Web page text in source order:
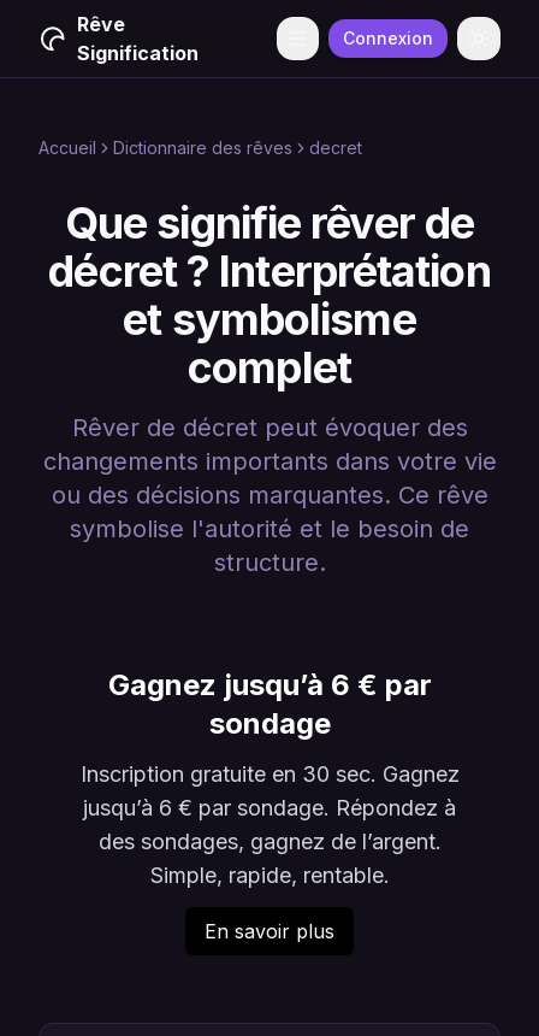
Rêve
Signification
Menu Connexion
Accueil Dictionnaire des rêves decret
Que signifie rêver de
décret ? Interprétation
et symbolisme
complet
Rêver de décret peut évoquer des
changements importants dans votre vie
ou des décisions marquantes. Ce rêve
symbolise l'autorité et le besoin de
structure.
Gagnez jusqu’à 6 € par
sondage
Inscription gratuite en 30 sec. Gagnez
jusqu’à 6 € par sondage. Répondez à
des sondages, gagnez de l’argent.
Simple, rapide, rentable.
En savoir plus